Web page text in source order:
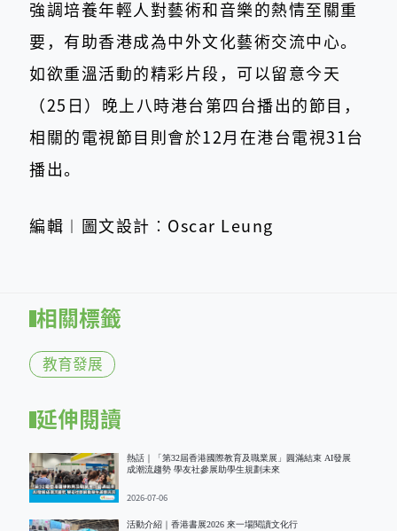
強調培養年輕人對藝術和音樂的熱情至關重
要，有助香港成為中外文化藝術交流中心。
如欲重溫活動的精彩片段，可以留意今天
（25日）晚上八時港台第四台播出的節目，
相關的電視節目則會於12月在港台電視31台
播出。
編輯︱圖文設計︰Oscar Leung
相關標籤
教育發展
延伸閱讀
熱話｜「第32屆香港國際教育及職業展」圓滿結束 AI發展
成潮流趨勢 學友社參展助學生規劃未來
2026-07-06
活動介紹｜香港書展2026 來一場閱讀文化行